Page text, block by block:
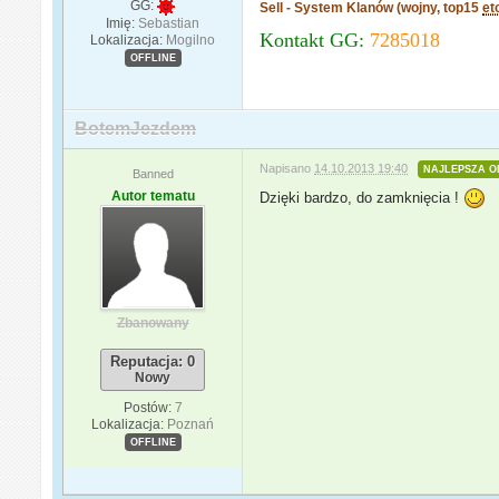
GG:
Imię: Sebastian
Lokalizacja: Mogilno
OFFLINE
Sell - System Klanów (wojny, top15
Kontakt GG: 7285018
BotemJezdem
Banned
Autor tematu
Zbanowany
Reputacja: 0
Nowy
Postów: 7
Lokalizacja: Poznań
OFFLINE
Napisano 14.10.2013 19:40 NAJLEPSZA
Dzięki bardzo, do zamknięcia !